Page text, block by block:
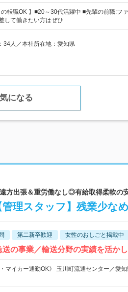
の転職OK 】■20～30代活躍中 ■先輩の前職:フ
して働きたい方はぜひ
34人／本社所在地：愛知県
気になる
方出張＆重労働なし◎有給取得柔軟の
理スタッフ】残業少な
第二新卒歓迎 女性のおしごと掲載中
の事業／輸送分野の実績を活か
マイカー通勤OK》 玉川町流通センター／愛